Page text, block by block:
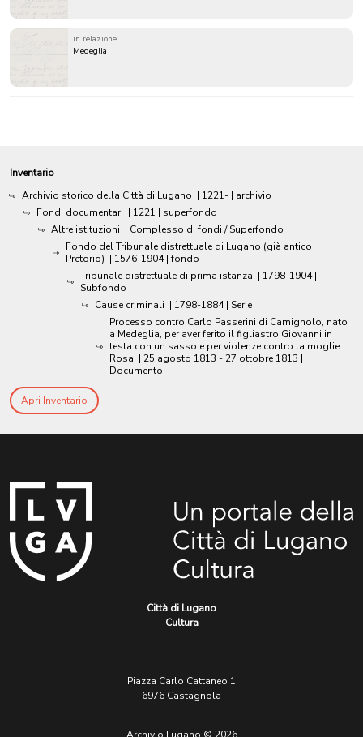
in relazione
Medeglia
Inventario
Archivio storico della Città di Lugano | 1221- | archivio
Fondi documentari | 1221 | superfondo
Altre istituzioni | Complesso di fondi / Superfondo
Fondo del Tribunale distrettuale di Lugano (già antico
Pretorio) | 1576-1904 | fondo
Tribunale distrettuale di prima istanza | 1798-1904 |
Subfondo
Cause criminali | 1798-1884 | Serie
Processo contro Carlo Passerini di Camignolo, nato
a Medeglia, per aver ferito il figliastro Giovanni in
testa con un sasso e per violenze contro la moglie
Rosa | 25 agosto 1813 - 27 ottobre 1813 |
Documento
Apri Inventario
Città di Lugano
Cultura
Piazza Carlo Cattaneo 1
6976 Castagnola